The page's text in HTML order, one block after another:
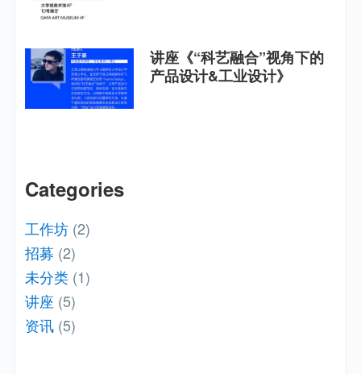
讲座《“科艺融合”视角下的
产品设计&工业设计》
Categories
工作坊 (2)
招募 (2)
未分类 (1)
讲座 (5)
资讯 (5)